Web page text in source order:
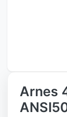
Arnes